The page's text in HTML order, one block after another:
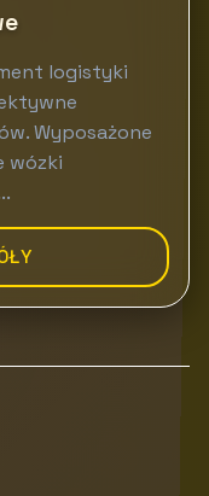
logistyki
Wyposażone
wózki